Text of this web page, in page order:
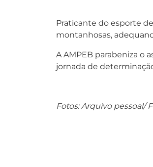
Praticante do esporte
montanhosas,
A AMPEB parabeniza o
jornada de
Fotos: Arquivo pessoal/